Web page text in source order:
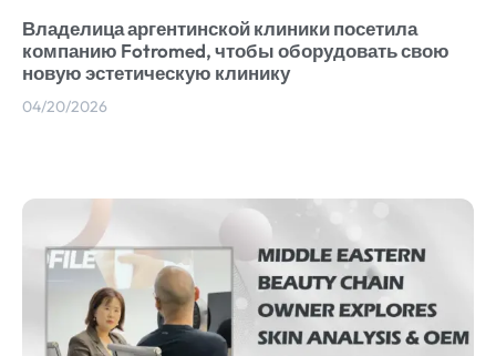
Владелица аргентинской клиники посетила
компанию Fotromed, чтобы оборудовать свою
новую эстетическую клинику
04/20/2026